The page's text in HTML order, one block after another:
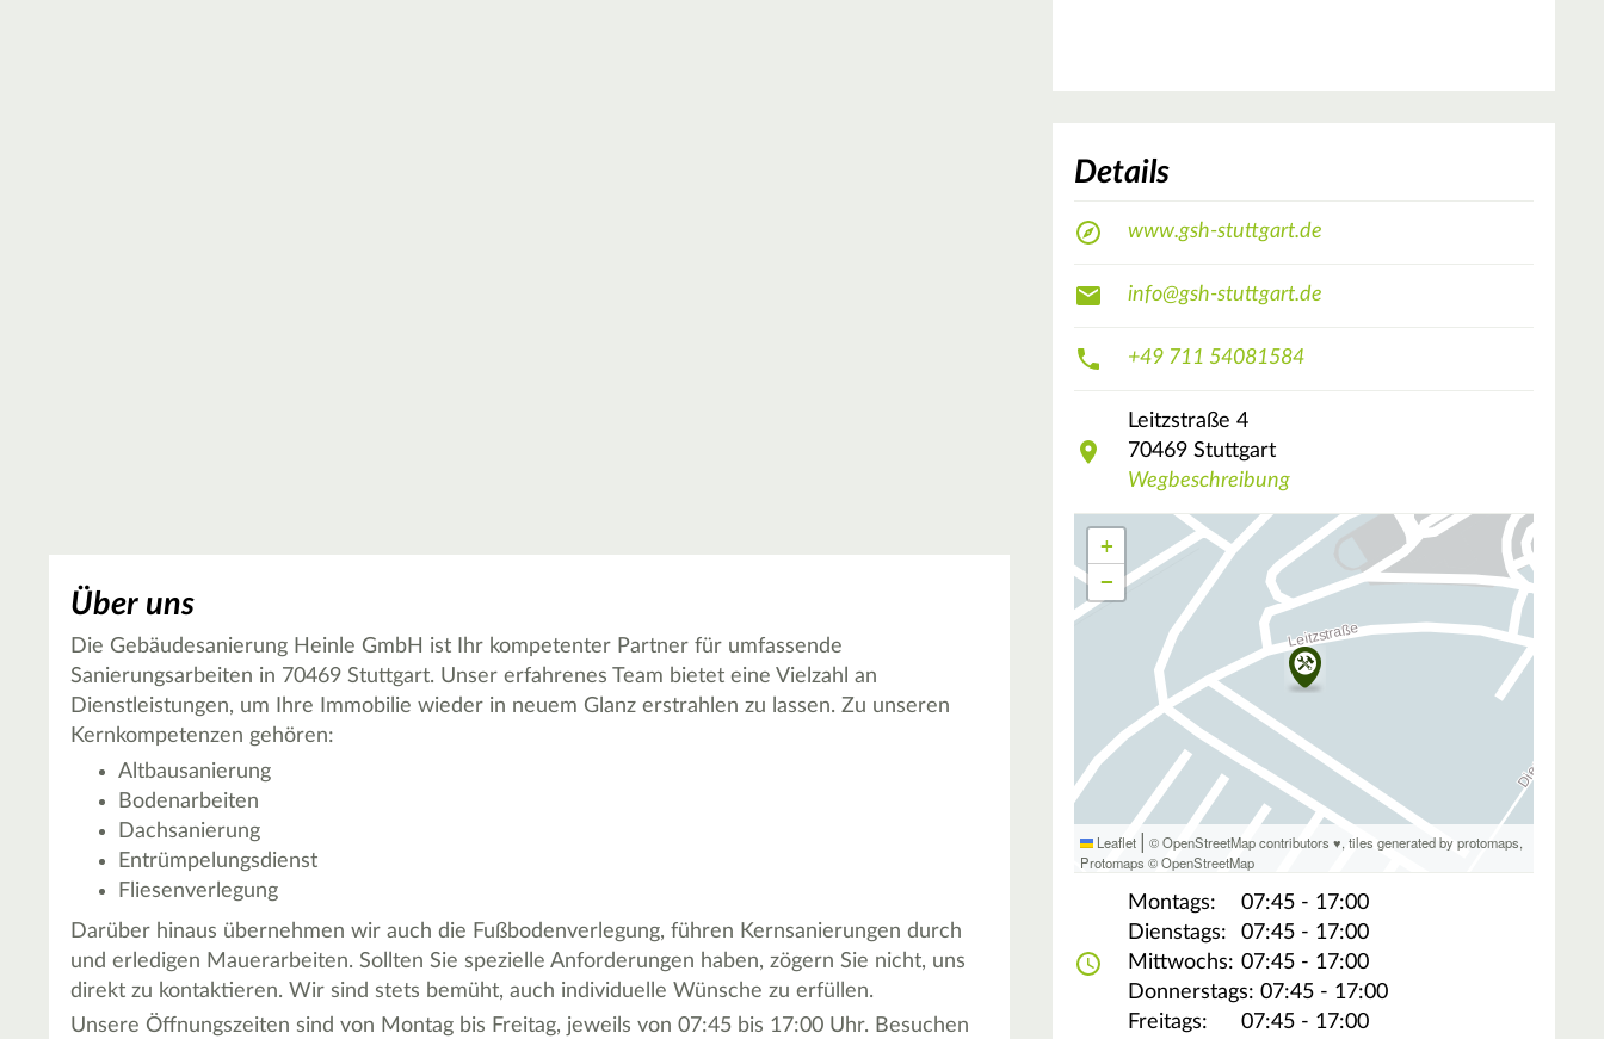
Über uns
Die Gebäudesanierung Heinle GmbH ist Ihr kompetenter Partner für umfassende
Sanierungsarbeiten in 70469 Stuttgart. Unser erfahrenes Team bietet eine Vielzahl an
Dienstleistungen, um Ihre Immobilie wieder in neuem Glanz erstrahlen zu lassen. Zu unseren
Kernkompetenzen gehören:
Altbausanierung
Bodenarbeiten
Dachsanierung
Entrümpelungsdienst
Fliesenverlegung
Darüber hinaus übernehmen wir auch die Fußbodenverlegung, führen Kernsanierungen durch
und erledigen Mauerarbeiten. Sollten Sie spezielle Anforderungen haben, zögern Sie nicht, uns
direkt zu kontaktieren. Wir sind stets bemüht, auch individuelle Wünsche zu erfüllen.
Unsere Öffnungszeiten sind von Montag bis Freitag, jeweils von 07:45 bis 17:00 Uhr. Besuchen
Details
www.gsh-stuttgart.de
info@gsh-stuttgart.de
+49 711 54081584
Leitzstraße 4
70469 Stuttgart
Wegbeschreibung
+
−
Leaflet | © OpenStreetMap contributors ♥,tiles generated by protomaps,
Protomaps ©OpenStreetMap
Montags:
07:45 - 17:00
Dienstags:
07:45 - 17:00
Mittwochs: 07:45 - 17:00
Donnerstags: 07:45 - 17:00
Freitags:
07:45 - 17:00